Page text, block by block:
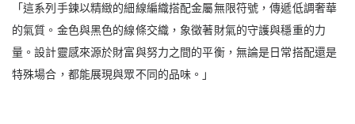
「這系列手鍊以精緻的細線編織搭配金屬無限符號，傳遞低調奢華
的氣質。金色與黑色的線條交織，象徵著財氣的守護與穩重的力
量。設計靈感來源於財富與努力之間的平衡，無論是日常搭配還是
特殊場合，都能展現與眾不同的品味。」